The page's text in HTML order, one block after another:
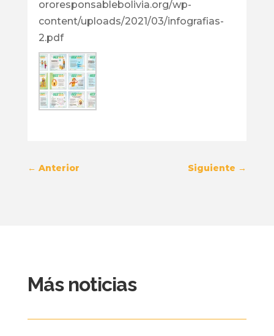
ororesponsablebolivia.org/wp-
content/uploads/2021/03/infografias-
2.pdf
← Anterior Siguiente →
Más noticias